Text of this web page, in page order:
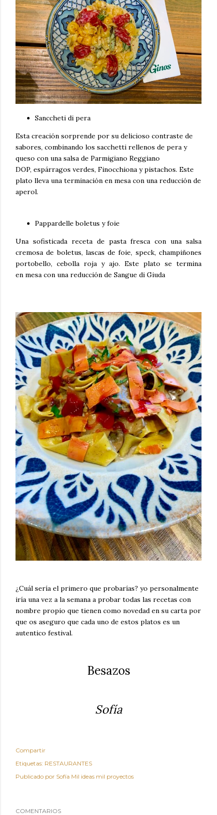
Sanccheti di pera
Esta creación sorprende por su delicioso contraste de
sabores, combinando los sacchetti rellenos de pera y
queso con una salsa de Parmigiano Reggiano
DOP, espárragos verdes, Finocchiona y pistachos. Este
plato lleva una terminación en mesa con una reducción de
aperol.
Pappardelle boletus y foie
Una sofisticada receta de pasta fresca con una salsa
cremosa de boletus, lascas defoie, speck, champiñones
portobello, cebolla roja y ajo. Este plato se termina
en mesa con una reducción de Sangue di Giuda
¿Cuál sería el primero que probarías? yo personalmente
iría una vez a la semana a probar todas las recetas con
nombre propio que tienen como novedad en su carta por
que os aseguro que cada uno de estos platos es un
autentico festival.
Besazos
Sofía
Compartir
Etiquetas: RESTAURANTES
Publicado por Sofía Mil ideas mil proyectos
COMENTARIOS